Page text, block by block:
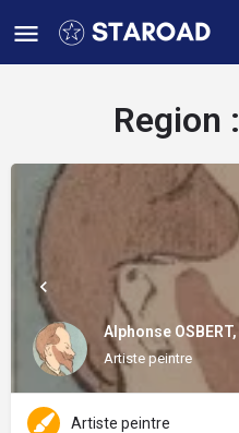
Region :
Alphonse
Artiste peintre
Artiste peintre